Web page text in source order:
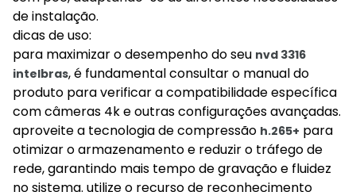
de instalação.
dicas de uso:
para maximizar o desempenho do seu nvd 3316
intelbras, é fundamental consultar o manual do
produto para verificar a compatibilidade específica
com câmeras 4k e outras configurações avançadas.
aproveite a tecnologia de compressão h.265+ para
otimizar o armazenamento e reduzir o tráfego de
rede, garantindo mais tempo de gravação e fluidez
no sistema. utilize o recurso de reconhecimento